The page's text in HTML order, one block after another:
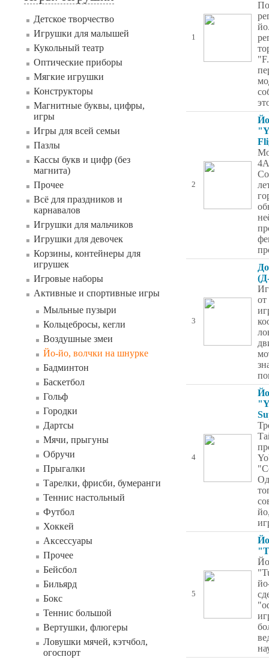
Детское творчество
Игрушки для малышей
Кукольный театр
Оптические приборы
Мягкие игрушки
Конструкторы
Магнитные буквы, цифры,
игры
Игры для всей семьи
Пазлы
Кассы букв и цифр (без
магнита)
Прочее
Всё для праздников и
карнавалов
Игрушки для мальчиков
Игрушки для девочек
Корзины, контейнеры для
игрушек
Игровые наборы
Активные и спортивные игры
Мыльные пузыри
Кольцебросы, кегли
Воздушные змеи
Йо-йо, волчки на шнурке
Бадминтон
Баскетбол
Гольф
Городки
Дартсы
Мячи, прыгуны
Обручи
Прыгалки
Тарелки, фрисби, бумеранги
Теннис настольный
Футбол
Хоккей
Аксессуары
Прочее
Бейсбол
Бильярд
Бокс
Теннис большой
Вертушки, флюгеры
Ловушки мячей, кэтчбол,
огоспорт
1
2
3
от
4
5